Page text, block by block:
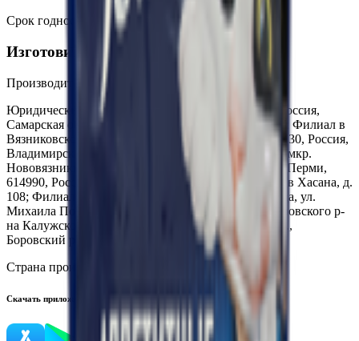
Срок годности 2 года
Изготовитель
Производитель:
ООО «Нестле Россия»
Юридический адрес:
Филиал в г. Самаре, 443091, Россия,
Самарская обл., г. Самара, проспект Кирова, д. 257; Филиал в
Вязниковском районе Владимирской области, 601430, Россия,
Владимирская обл., Вязниковский р-н, г. Вязники, мкр.
Нововязники, ул. Промышленная, д.1; Филиал в г. Перми,
614990, Россия, Пермский край, г. Пермь. ул. Героев Хасана, д.
108; Филиал в г. Вологде: 160010, Россия, г. Вологда, ул.
Михаила Поповича, д.4а; Филиал в с. Ворсино Боровского р-
на Калужской обл., 249020, Россия, Калужская обл.,
Боровский р-н, с. Ворсино, ул. Лыскина, вл.1
Страна производства:
Скачать приложение